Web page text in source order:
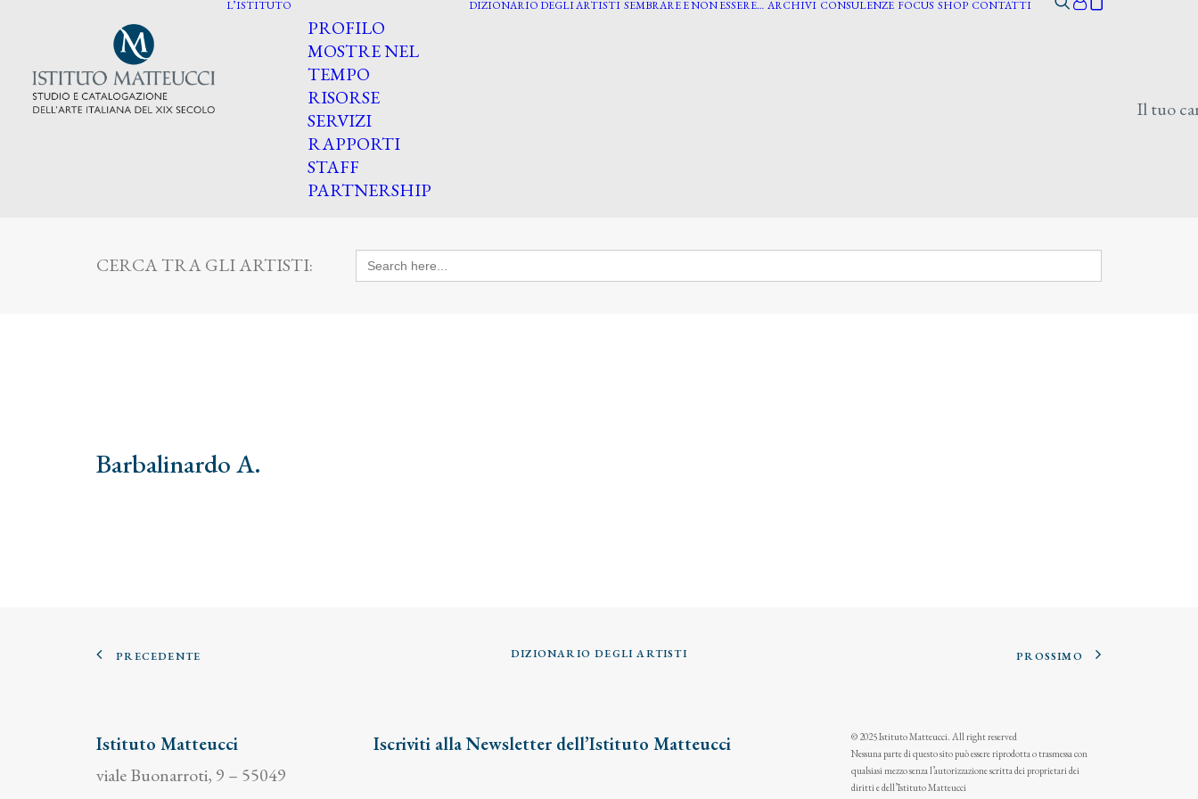
L’ISTITUTO
PROFILO
MOSTRE NEL
TEMPO
RISORSE
SERVIZI
RAPPORTI
STAFF
PARTNERSHIP
DIZIONARIO DEGLI ARTISTI SEMBRARE E NON ESSERE… ARCHIVI CONSULENZE FOCUS SHOP CONTATTI
Il tuo
CERCA TRA GLI ARTISTI: Search
for:
Barbalinardo A.
PRECEDENTE DIZIONARIO DEGLI ARTISTI PROSSIMO
Istituto Matteucci
viale Buonarroti, 9 – 55049
Iscriviti alla Newsletter dell’Istituto Matteucci
© 2025 Istituto Matteucci. All right reserved
Nessuna parte di questo sito può essere riprodotta o trasmessa con
qualsiasi mezzo senza l’autorizzazione scritta dei proprietari dei
diritti e dell’Istituto Matteucci